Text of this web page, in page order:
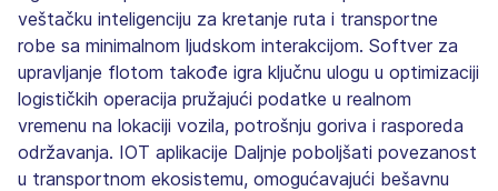
veštačku inteligenciju za kretanje ruta i transportne
robe sa minimalnom ljudskom interakcijom. Softver za
upravljanje flotom takođe igra ključnu ulogu u optimizaciji
logističkih operacija pružajući podatke u realnom
vremenu na lokaciji vozila, potrošnju goriva i rasporeda
održavanja. IOT aplikacije Daljnje poboljšati povezanost
u transportnom ekosistemu, omogućavajući bešavnu